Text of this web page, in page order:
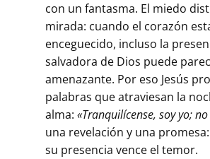
con un fantasma. El miedo
mirada: cuando el corazón
enceguecido, incluso la
salvadora de Dios puede
amenazante. Por eso Jesús
palabras que atraviesan la
alma: «Tranquilícense, soy yo;
una revelación y una
su presencia vence el temor.